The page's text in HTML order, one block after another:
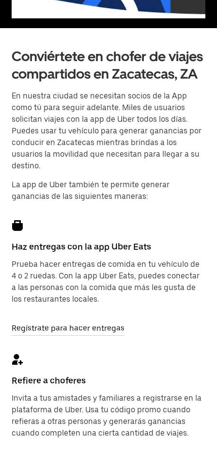
Conviértete en chofer de viajes
compartidos en Zacatecas, ZA
En nuestra ciudad se necesitan socios de la App
como tú para seguir adelante. Miles de usuarios
solicitan viajes con la app de Uber todos los días.
Puedes usar tu vehículo para generar ganancias por
conducir en Zacatecas mientras brindas a los
usuarios la movilidad que necesitan para llegar a su
destino.
La app de Uber también te permite generar
ganancias de las siguientes maneras:
Haz entregas con la app Uber Eats
Prueba hacer entregas de comida en tu vehículo de
4 o 2 ruedas. Con la app Uber Eats, puedes conectar
a las personas con la comida que más les gusta de
los restaurantes locales.
Regístrate para hacer entregas
Refiere a choferes
Invita a tus amistades y familiares a registrarse en la
plataforma de Uber. Usa tu código promo cuando
refieras a otras personas y generarás ganancias
cuando completen una cierta cantidad de viajes.